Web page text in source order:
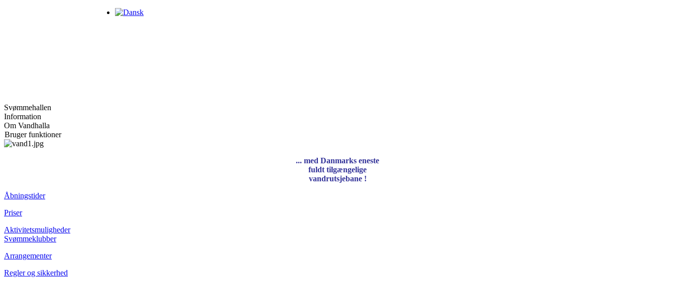
Svømmehallen
Information
Om Vandhalla
Bruger funktioner
... med Danmarks eneste
fuldt tilgængelige
vandrutsjebane !
Åbningstider
Priser
Aktivitetsmuligheder
Svømmeklubber
Arrangementer
Regler og sikkerhed